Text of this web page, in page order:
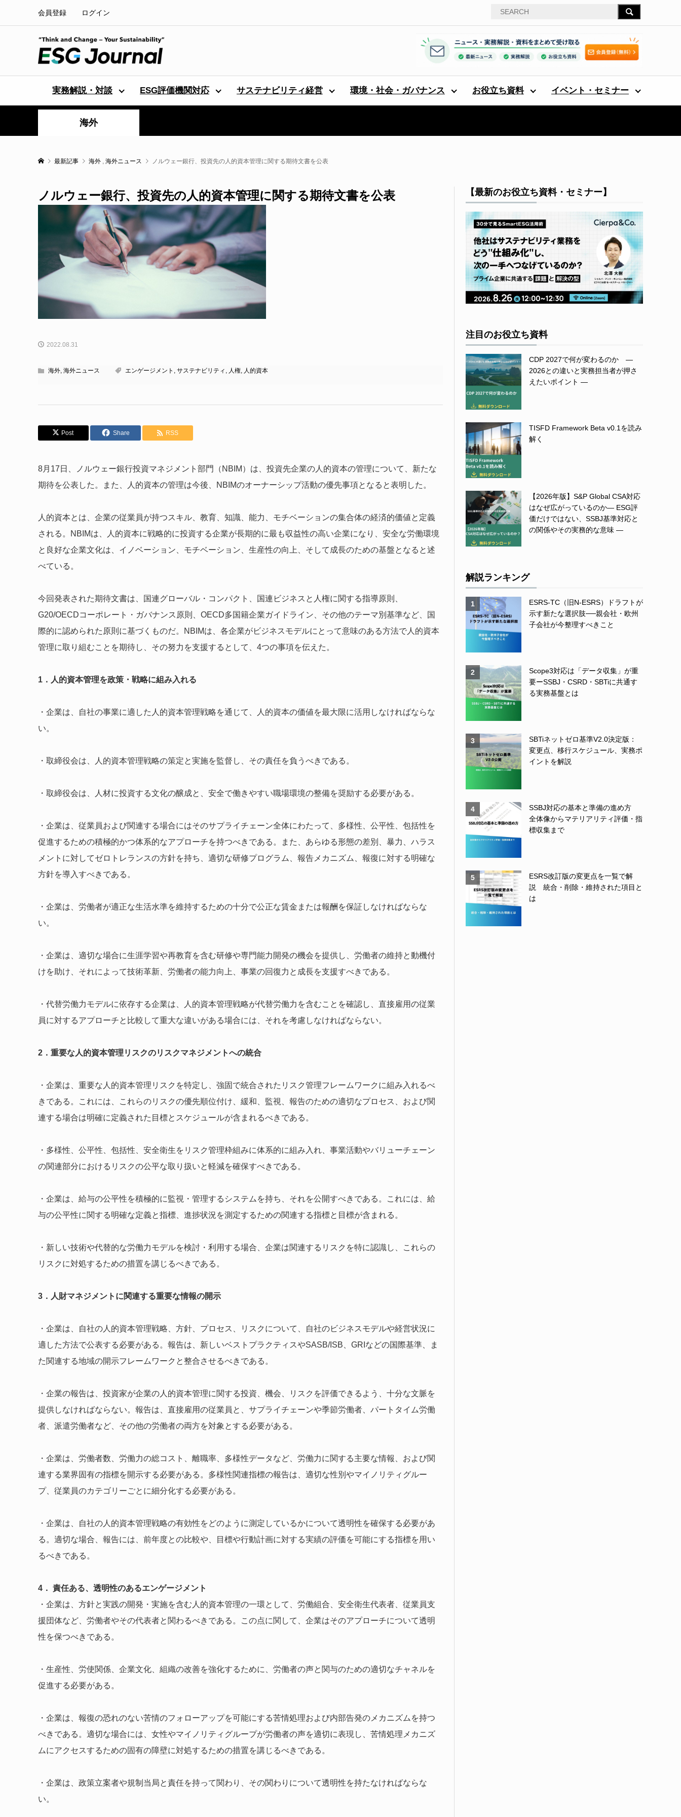
会員登録 ログイン
実務解説・対談 ESG評価機関対応 サステナビリティ経営 環境・社会・ガバナンス お役立ち資料 イベント・セミナー
海外
最新記事 海外 , 海外ニュース ノルウェー銀行、投資先の人的資本管理に関する期待文書を公表
ノルウェー銀行、投資先の人的資本管理に関する期待文書を公表
2022.08.31
海外, 海外ニュース エンゲージメント , サステナビリティ , 人権, 人的資本
Post Share RSS
8月17日、ノルウェー銀行投資マネジメント部門（NBIM）は、投資先企業の人的資本の管理について、新たな
期待を公表した。また、人的資本の管理は今後、NBIMのオーナーシップ活動の優先事項となると表明した。
人的資本とは、企業の従業員が持つスキル、教育、知識、能力、モチベーションの集合体の経済的価値と定義
される。NBIMは、人的資本に戦略的に投資する企業が長期的に最も収益性の高い企業になり、安全な労働環境
と良好な企業文化は、イノベーション、モチベーション、生産性の向上、そして成長のための基盤となると述
べている。
今回発表された期待文書は、国連グローバル・コンパクト、国連ビジネスと人権に関する指導原則、
G20/OECDコーポレート・ガバナンス原則、OECD多国籍企業ガイドライン、その他のテーマ別基準など、国
際的に認められた原則に基づくものだ。NBIMは、各企業がビジネスモデルにとって意味のある方法で人的資本
管理に取り組むことを期待し、その努力を支援するとして、4つの事項を伝えた。
1．人的資本管理を政策・戦略に組み入れる
・企業は、自社の事業に適した人的資本管理戦略を通じて、人的資本の価値を最大限に活用しなければならな
い。
・取締役会は、人的資本管理戦略の策定と実施を監督し、その責任を負うべきである。
・取締役会は、人材に投資する文化の醸成と、安全で働きやすい職場環境の整備を奨励する必要がある。
・企業は、従業員および関連する場合にはそのサプライチェーン全体にわたって、多様性、公平性、包括性を
促進するための積極的かつ体系的なアプローチを持つべきである。また、あらゆる形態の差別、暴力、ハラス
メントに対してゼロトレランスの方針を持ち、適切な研修プログラム、報告メカニズム、報復に対する明確な
方針を導入すべきである。
・企業は、労働者が適正な生活水準を維持するための十分で公正な賃金または報酬を保証しなければならな
い。
・企業は、適切な場合に生涯学習や再教育を含む研修や専門能力開発の機会を提供し、労働者の維持と動機付
けを助け、それによって技術革新、労働者の能力向上、事業の回復力と成長を支援すべきである。
・代替労働力モデルに依存する企業は、人的資本管理戦略が代替労働力を含むことを確認し、直接雇用の従業
員に対するアプローチと比較して重大な違いがある場合には、それを考慮しなければならない。
2．重要な人的資本管理リスクのリスクマネジメントへの統合
・企業は、重要な人的資本管理リスクを特定し、強固で統合されたリスク管理フレームワークに組み入れるべ
きである。これには、これらのリスクの優先順位付け、緩和、監視、報告のための適切なプロセス、および関
連する場合は明確に定義された目標とスケジュールが含まれるべきである。
・多様性、公平性、包括性、安全衛生をリスク管理枠組みに体系的に組み入れ、事業活動やバリューチェーン
の関連部分におけるリスクの公平な取り扱いと軽減を確保すべきである。
・企業は、給与の公平性を積極的に監視・管理するシステムを持ち、それを公開すべきである。これには、給
与の公平性に関する明確な定義と指標、進捗状況を測定するための関連する指標と目標が含まれる。
・新しい技術や代替的な労働力モデルを検討・利用する場合、企業は関連するリスクを特に認識し、これらの
リスクに対処するための措置を講じるべきである。
3．人財マネジメントに関連する重要な情報の開示
・企業は、自社の人的資本管理戦略、方針、プロセス、リスクについて、自社のビジネスモデルや経営状況に
適した方法で公表する必要がある。報告は、新しいベストプラクティスやSASB/ISB、GRIなどの国際基準、ま
た関連する地域の開示フレームワークと整合させるべきである。
・企業の報告は、投資家が企業の人的資本管理に関する投資、機会、リスクを評価できるよう、十分な文脈を
提供しなければならない。報告は、直接雇用の従業員と、サプライチェーンや季節労働者、パートタイム労働
者、派遣労働者など、その他の労働者の両方を対象とする必要がある。
・企業は、労働者数、労働力の総コスト、離職率、多様性データなど、労働力に関する主要な情報、および関
連する業界固有の指標を開示する必要がある。多様性関連指標の報告は、適切な性別やマイノリティグルー
プ、従業員のカテゴリーごとに細分化する必要がある。
・企業は、自社の人的資本管理戦略の有効性をどのように測定しているかについて透明性を確保する必要があ
る。適切な場合、報告には、前年度との比較や、目標や行動計画に対する実績の評価を可能にする指標を用い
るべきである。
4． 責任ある、透明性のあるエンゲージメント
・企業は、方針と実践の開発・実施を含む人的資本管理の一環として、労働組合、安全衛生代表者、従業員支
援団体など、労働者やその代表者と関わるべきである。この点に関して、企業はそのアプローチについて透明
性を保つべきである。
・生産性、労使関係、企業文化、組織の改善を強化するために、労働者の声と関与のための適切なチャネルを
促進する必要がある。
・企業は、報復の恐れのない苦情のフォローアップを可能にする苦情処理および内部告発のメカニズムを持つ
べきである。適切な場合には、女性やマイノリティグループが労働者の声を適切に表現し、苦情処理メカニズ
ムにアクセスするための固有の障壁に対処するための措置を講じるべきである。
・企業は、政策立案者や規制当局と責任を持って関わり、その関わりについて透明性を持たなければならな
い。
【最新のお役立ち資料・セミナー】
注目のお役立ち資料
CDP 2027で何が変わるのか ―
2026との違いと実務担当者が押さ
えたいポイント ―
TISFD Framework Beta v0.1を読み
解く
【2026年版】S&P Global CSA対応
はなぜ広がっているのか― ESG評
価だけではない、SSBJ基準対応と
の関係やその実務的な意味 ―
解説ランキング
1
ESRS-TC（旧N-ESRS）ドラフトが
示す新たな選択肢──親会社・欧州
子会社が今整理すべきこと
2
Scope3対応は「データ収集」が重
要ーSSBJ・CSRD・SBTiに共通す
る実務基盤とは
3
SBTiネットゼロ基準V2.0決定版：
変更点、移行スケジュール、実務ポ
イントを解説
4
SSBJ対応の基本と準備の進め方
全体像からマテリアリティ評価・指
標収集まで
5
ESRS改訂版の変更点を一覧で解
説 統合・削除・維持された項目と
は